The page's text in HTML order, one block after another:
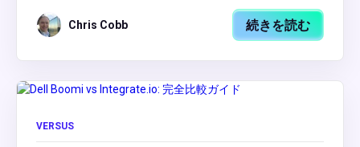
Chris Cobb 続きを読む
VERSUS